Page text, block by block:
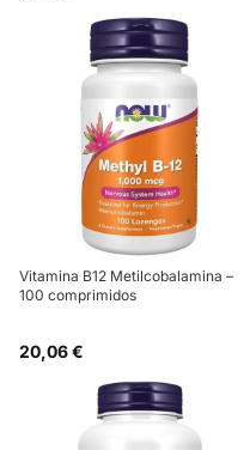
Vitamina B12 Metilcobalamina –
100 comprimidos
20,06 €